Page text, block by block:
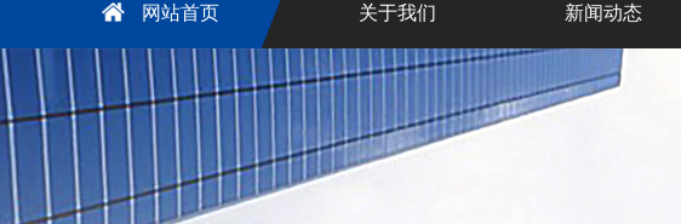
网站首页 关于我们 新闻动态